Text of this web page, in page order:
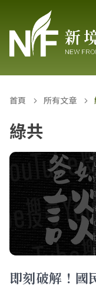
首頁 所有文章
綠共
即刻破解！國